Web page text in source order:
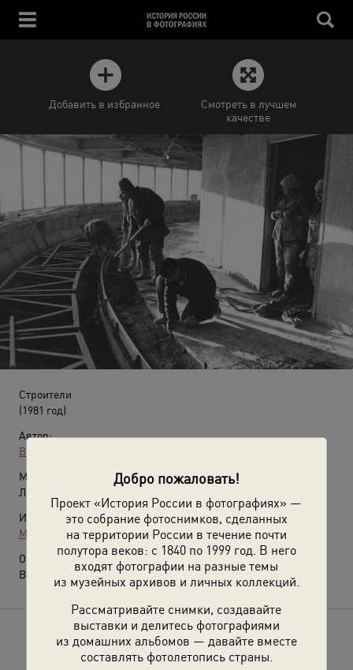
Добро пожаловать!
Проект «История России в фотографиях» —
это собрание фотоснимков, сделанных
на территории России в течение почти
полутора веков: с 1840 по 1999 год. В него
входят фотографии на разные темы
из музейных архивов и личных коллекций.
Рассматривайте снимки, создавайте
выставки и делитесь фотографиями
из домашних альбомов — давайте вместе
составлять фотолетопись страны.
Добавить в избранное
Смотреть в лучшем
качестве
Строители
(1981 год)
Автор:
Всеволод Тарасевич
Место съемки:
Литовская ССР, г. Вильнюс
Источники:
МАММ / МДФ
О фотографии:
Выставка
«Ни дня без стройки!»с этой фотографией.
Расскажите друзьям об этом фото